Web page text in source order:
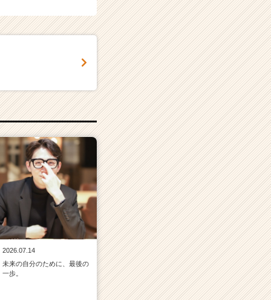
2026.07.14
未来の自分のために、最後の
一歩。